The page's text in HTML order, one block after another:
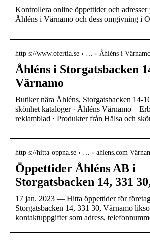
Kontrollera online öppettider och adresser
Åhléns i Värnamo och dess omgivning i
http s://www.ofertia.se › … › Åhléns i Värnamo
Åhléns i Storgatsbacken
Värnamo
Butiker nära Åhléns, Storgatsbacken 14-
skönhet kataloger · Åhléns Värnamo –
reklamblad · Produkter från Hälsa och
http s://hitta-oppna.se › … › ahlens.com
Öppettider Åhléns AB i
Storgatsbacken 14, 331
17 jan. 2023 — Hitta öppettider för
Storgatsbacken 14, 331 30, Värnamo
kontaktuppgifter som adress,